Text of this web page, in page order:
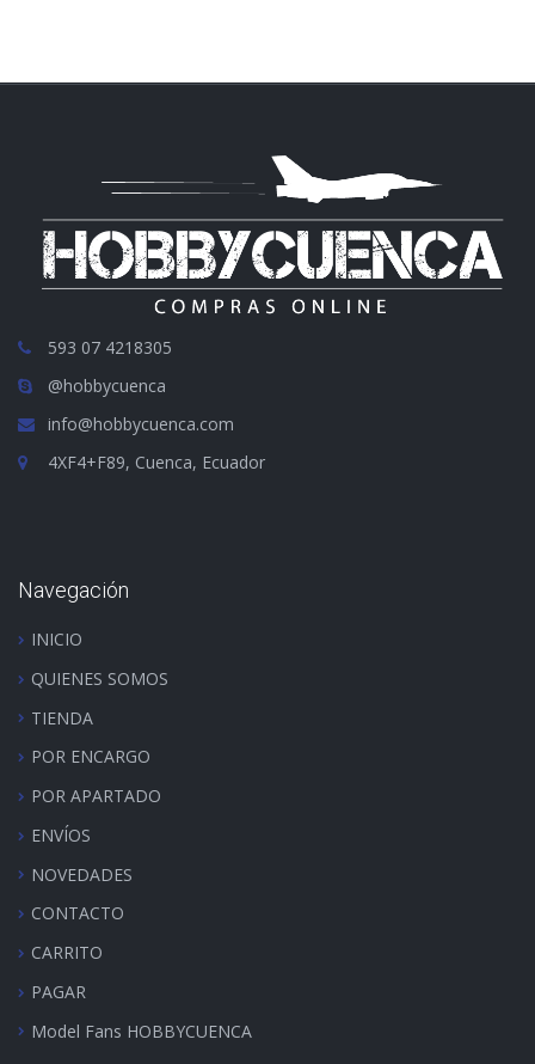
593 07 4218305
@hobbycuenca
info@hobbycuenca.com
4XF4+F89, Cuenca, Ecuador
Navegación
INICIO
QUIENES SOMOS
TIENDA
POR ENCARGO
POR APARTADO
ENVÍOS
NOVEDADES
CONTACTO
CARRITO
PAGAR
Model Fans HOBBYCUENCA